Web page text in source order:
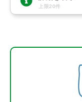
上限20件